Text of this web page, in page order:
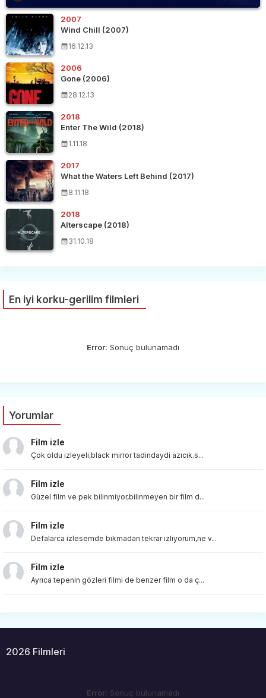
2007
Wind Chill (2007)
16.12.13
2006
Gone (2006)
28.12.13
2018
Enter The Wild (2018)
1.11.18
2017
What the Waters Left Behind (2017)
8.11.18
2018
Alterscape (2018)
31.10.18
En iyi korku-gerilim filmleri
Error: Sonuç bulunamadı
Yorumlar
Film izle
Çok oldu izleyeli,black mirror tadindaydi azıcık.s...
Film izle
Güzel film ve pek bilinmiyor,bilinmeyen bir film d...
Film izle
Defalarca izlesemde bıkmadan tekrar izliyorum,ne v...
Film izle
Ayrıca tepenin gözleri filmi de benzer film o da ç...
2026 Filmleri
Error: Sonuç bulunamadı